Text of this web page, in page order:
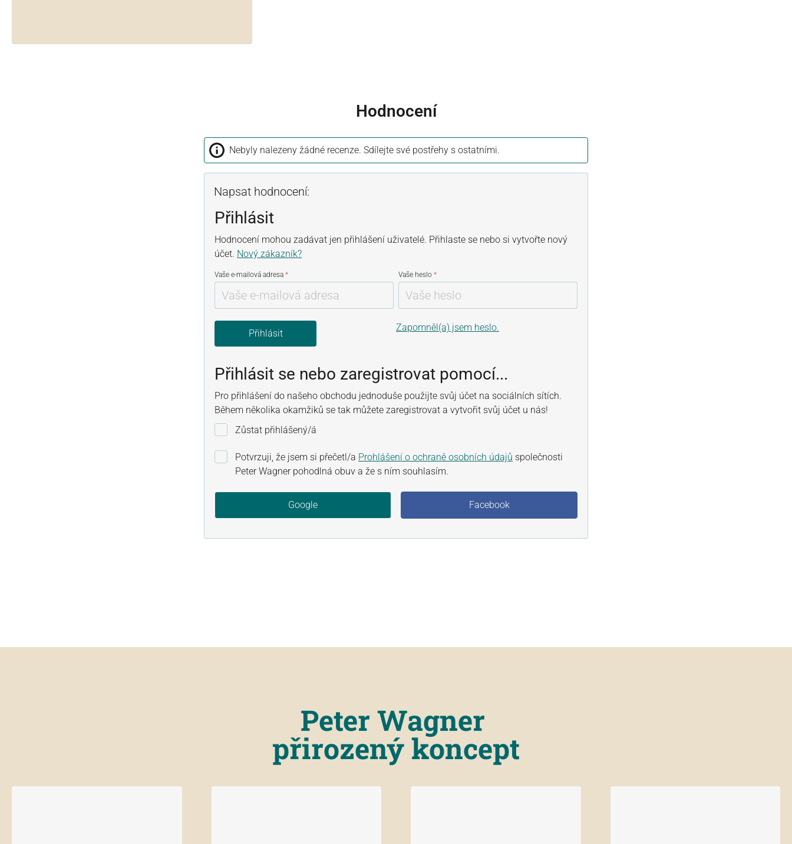
Hodnocení
Nebyly nalezeny žádné recenze. Sdílejte své postřehy s ostatními.
Napsat hodnocení:
Přihlásit
Hodnocení mohou zadávat jen přihlášení uživatelé. Přihlaste se nebo si vytvořte nový
účet. Nový zákazník?
Vaše e-mailová adresa * Vaše heslo *
Přihlásit
Zapomněl(a) jsem heslo.
Přihlásit se nebo zaregistrovat pomocí...
Pro přihlášení do našeho obchodu jednoduše použijte svůj účet na sociálních sítích.
Během několika okamžiků se tak můžete zaregistrovat a vytvořit svůj účet u nás!
Zůstat přihlášený/á
Potvrzuji, že jsem si přečetl/a Prohlášení o ochraně osobních údajů společnosti
Peter Wagner pohodlná obuv a že s ním souhlasím.
Google Facebook
Peter Wagner
přirozený koncept